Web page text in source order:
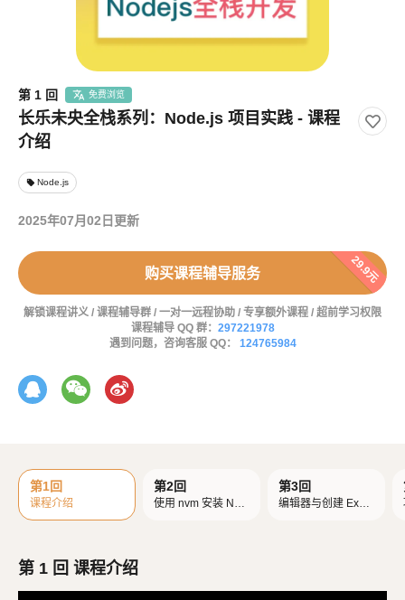
第 1 回 免费浏览
长乐未央全栈系列：Node.js 项目实践 - 课程
介绍
local_offer Node.js
2025年07月02日更新
购买课程辅导服务 29.9元
解锁课程讲义 / 课程辅导群 / 一对一远程协助 / 专享额外课程 / 超前学习权限
课程辅导 QQ 群： 297221978
遇到问题，咨询客服 QQ： 124765984
第1回
课程介绍
第2回
使用 nvm 安装 Nod
第3回
编辑器与创建 Expr
第 1 回 课程介绍